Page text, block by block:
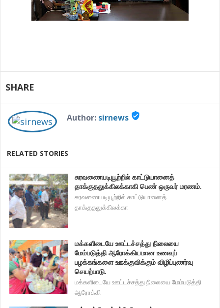
SHARE
Author: sirnews verified_user
RELATED STORIES
சுரவணையடியூற்றில் காட்டுயானைத்
தாக்குதலுக்கிலக்காகி பெண் ஒருவர் மரணம்.
சுரவணையடியூற்றில் காட்டுயானைத்
தாக்குதலுக்கிலக்கா
மக்களிடையே ஊட்டச்சத்து நிலையை
மேம்படுத்தி ஆரோக்கியமான உணவுப்
பழக்கங்களை ஊக்குவிக்கும் விழிப்புணர்வு
செயற்பாடு.
மக்களிடையே ஊட்டச்சத்து நிலையை மேம்படுத்தி
ஆரோக்கி